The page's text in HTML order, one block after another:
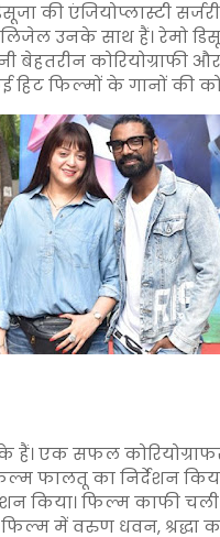
की एंजियोप्लास्टी
लिजेल उनके साथ हैं। रेमो
बेहतरीन कोरियोग्राफी
फिल्मों के गानों की
हैं। एक सफल
फालतू का निर्देशन
किया। फिल्म काफी
फिल्म में वरुण धवन, श्रद्धा